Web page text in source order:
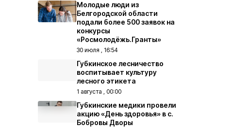
Молодые люди из
Белгородской области
подали более 500 заявок на
конкурсы
«Росмолодёжь.Гранты»
30 июля , 16:54
Губкинское лесничество
воспитывает культуру
лесного этикета
1 августа , 00:00
Губкинские медики провели
акцию «День здоровья» в с.
Бобровы Дворы